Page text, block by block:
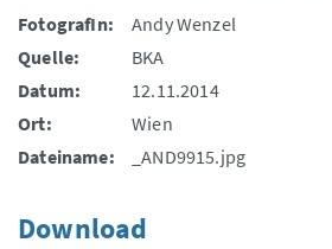
FotografIn:
Andy Wenzel
Quelle:
BKA
Datum:
12.11.2014
Ort:
Wien
Dateiname:
_AND9915.jpg
Download